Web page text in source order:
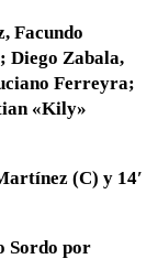
Facundo
Diego Zabala,
Ferreyra;
«Kily»
(C) y 14′
Sordo por